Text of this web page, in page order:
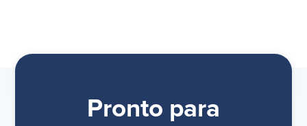
Pronto para